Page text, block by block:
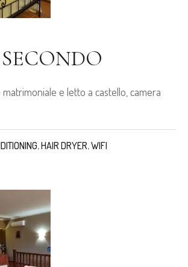
e letto a castello, camera
,HAIR DRYER,WIFI